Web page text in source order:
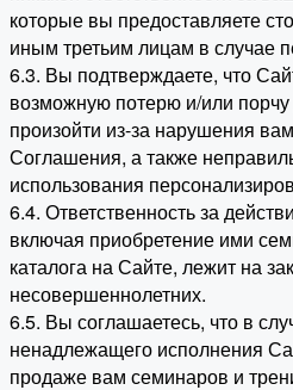
которые вы предоставляете
иным третьим лицам в случае
6.3. Вы подтверждаете, что
возможную потерю и/или
произойти из-за нарушения
Соглашения, а также
использования
6.4. Ответственность за
включая приобретение ими
каталога на Сайте, лежит на
несовершеннолетних.
6.5. Вы соглашаетесь, что в
ненадлежащего исполнения
продаже вам семинаров и